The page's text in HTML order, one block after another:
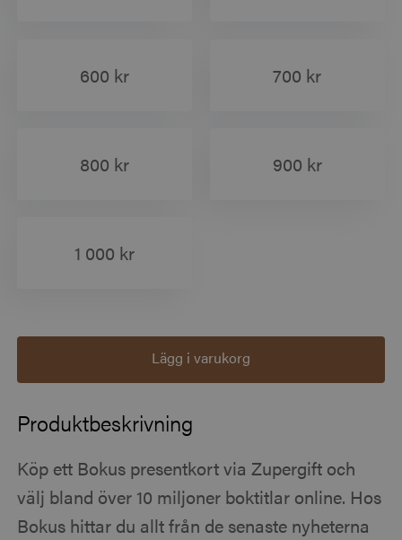
600 kr 700 kr
800 kr 900 kr
1 000 kr
Lägg i varukorg
Produktbeskrivning
Köp ett Bokus presentkort via Zupergift och
välj bland över 10 miljoner boktitlar online. Hos
Bokus hittar du allt från de senaste nyheterna